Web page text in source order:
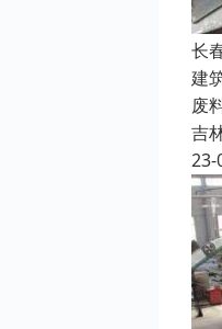
长
建
废
吉
23-